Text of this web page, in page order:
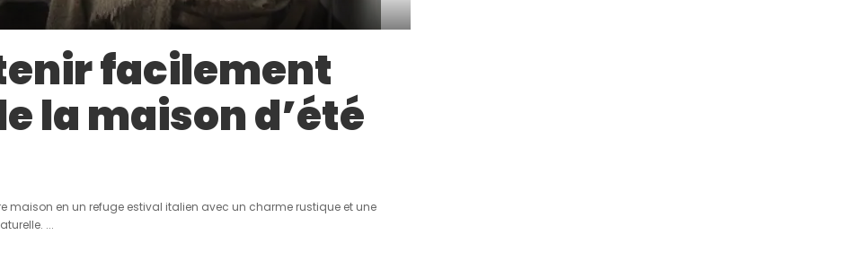
facilement
la maison d’été
maison en un refuge estival italien avec un charme rustique et une
...